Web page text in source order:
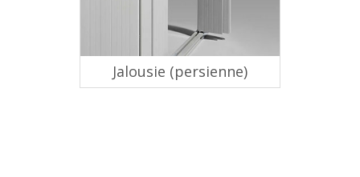
Jalousie (persienne)